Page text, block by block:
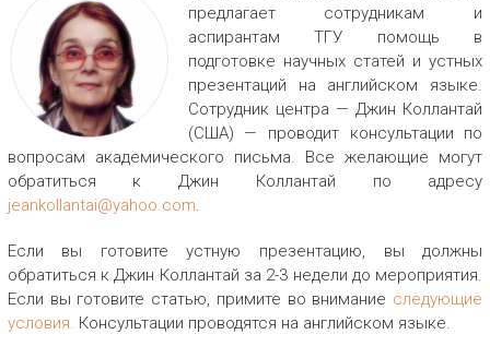
предлагает сотрудникам и
аспирантам ТГУ помощь в
подготовке научных статей и устных
презентаций на английском языке.
Сотрудник центра — Джин Коллантай
(США) — проводит консультации по
вопросам академического письма. Все желающие могут
обратиться к Джин Коллантай по адресу
jeankollantai@yahoo.com.
Если вы готовите устную презентацию, вы должны
обратиться к Джин Коллантай за 2-3 недели до мероприятия.
Если вы готовите статью, примите во внимание следующие
условия. Консультации проводятся на английском языке.